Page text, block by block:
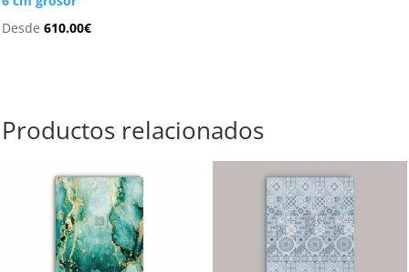
Desde610.00€
Productos relacionados